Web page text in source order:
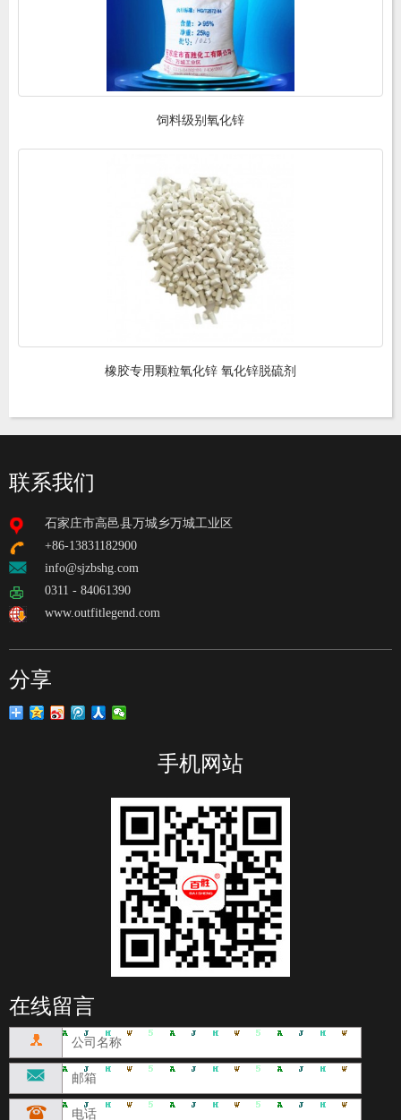
饲料级别氧化锌
橡胶专用颗粒氧化锌 氧化锌脱硫剂
联系我们
石家庄市高邑县万城乡万城工业区
+86-13831182900
info@sjzbshg.com
0311 - 84061390
www.outfitlegend.com
分享
手机网站
在线留言